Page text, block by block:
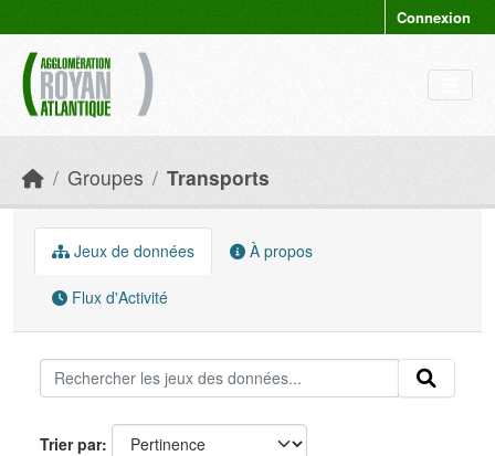
Connexion
Groupes Transports
Jeux de données À propos
Flux d'Activité
Trier par